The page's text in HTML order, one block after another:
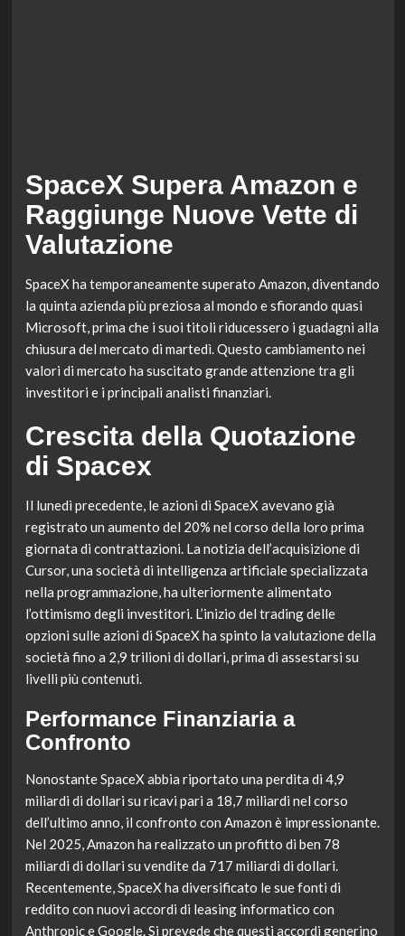
SpaceX Supera Amazon e
Raggiunge Nuove Vette di
Valutazione
SpaceX ha temporaneamente superato Amazon, diventando
la quinta azienda più preziosa al mondo e sfiorando quasi
Microsoft, prima che i suoi titoli riducessero i guadagni alla
chiusura del mercato di martedì. Questo cambiamento nei
valori di mercato ha suscitato grande attenzione tra gli
investitori e i principali analisti finanziari.
Crescita della Quotazione
di Spacex
Il lunedì precedente, le azioni di SpaceX avevano già
registrato un aumento del 20% nel corso della loro prima
giornata di contrattazioni. La notizia dell’acquisizione di
Cursor, una società di intelligenza artificiale specializzata
nella programmazione, ha ulteriormente alimentato
l’ottimismo degli investitori. L’inizio del trading delle
opzioni sulle azioni di SpaceX ha spinto la valutazione della
società fino a 2,9 trilioni di dollari, prima di assestarsi su
livelli più contenuti.
Performance Finanziaria a
Confronto
Nonostante SpaceX abbia riportato una perdita di 4,9
miliardi di dollari su ricavi pari a 18,7 miliardi nel corso
dell’ultimo anno, il confronto con Amazon è impressionante.
Nel 2025, Amazon ha realizzato un profitto di ben 78
miliardi di dollari su vendite da 717 miliardi di dollari.
Recentemente, SpaceX ha diversificato le sue fonti di
reddito con nuovi accordi di leasing informatico con
Anthropic e Google. Si prevede che questi accordi generino